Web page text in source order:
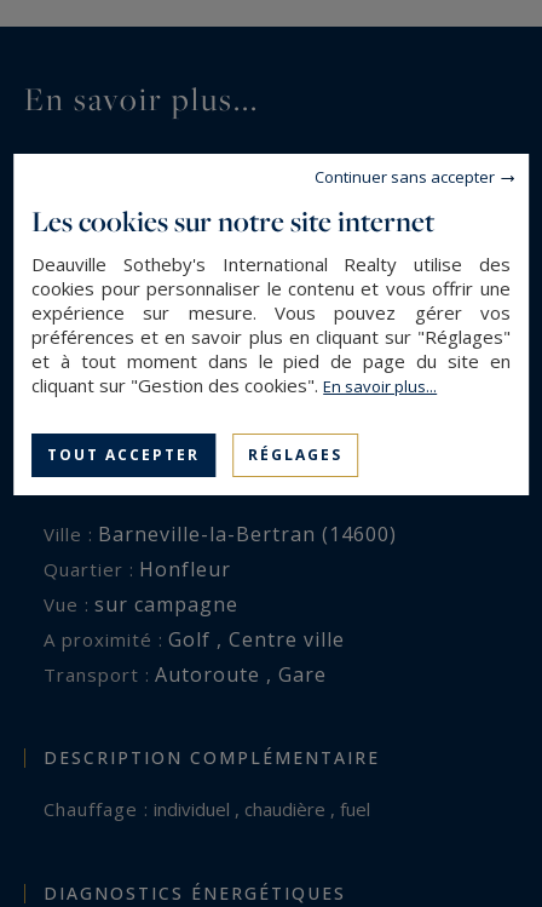
En savoir plus...
Type de bien : Maison Normande
Surface : 119 m²
Surface terrain : 300 m²
Pièces : 5
Chambres : 3
Salle(s) de bain : 1
ENVIRONNEMENT
Ville : Barneville-la-Bertran (14600)
Quartier : Honfleur
Vue : sur campagne
A proximité : Golf , Centre ville
Transport : Autoroute , Gare
DESCRIPTION COMPLÉMENTAIRE
Chauffage : individuel , chaudière , fuel
DIAGNOSTICS ÉNERGÉTIQUES
Les cookies sur notre site internet
Deauville Sotheby's International Realty utilise des
cookies pour personnaliser le contenu et vous offrir une
expérience sur mesure. Vous pouvez gérer vos
préférences et en savoir plus en cliquant sur "Réglages"
et à tout moment dans le pied de page du site en
cliquant sur "Gestion des cookies".En savoir plus...
TOUT ACCEPTER RÉGLAGES
Continuer sans accepter